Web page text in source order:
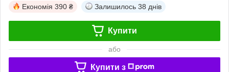
Економія 390 ₴ Залишилось 38 днів
Купити
або
Купити з